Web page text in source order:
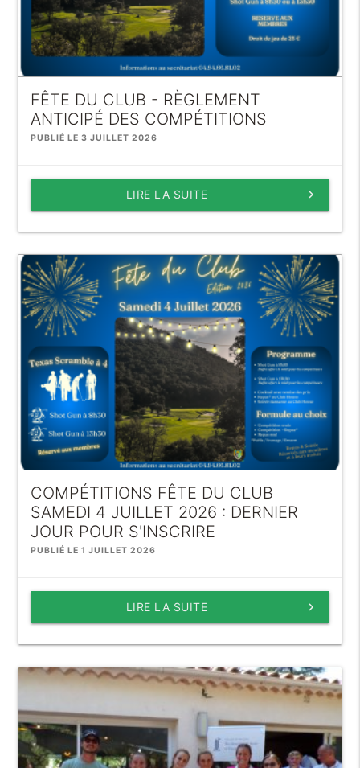
FÊTE DU CLUB - RÈGLEMENT
ANTICIPÉ DES COMPÉTITIONS
PUBLIÉ LE 3 JUILLET 2026
keyboard_arrow_right
LIRE LA SUITE
COMPÉTITIONS FÊTE DU CLUB
SAMEDI 4 JUILLET 2026 : DERNIER
JOUR POUR S'INSCRIRE
PUBLIÉ LE 1 JUILLET 2026
keyboard_arrow_right
LIRE LA SUITE